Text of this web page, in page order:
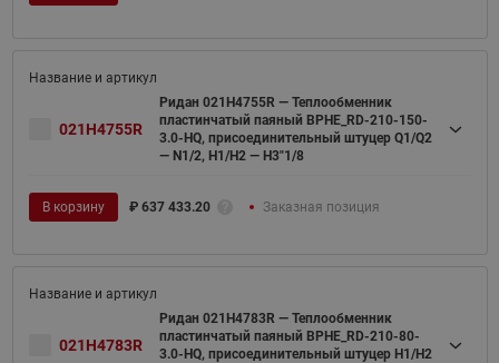
021H4755R
Ридан 021H4755R — Теплообменник
пластинчатый паяный BPHE_RD-210-150-
3.0-HQ, присоединительный штуцер Q1/Q2
— N1/2, H1/H2 — H3"1/8
В корзину ₽ 637 433.20 Заказная позиция
021H4783R
Ридан 021H4783R — Теплообменник
пластинчатый паяный BPHE_RD-210-80-
3.0-HQ, присоединительный штуцер H1/H2